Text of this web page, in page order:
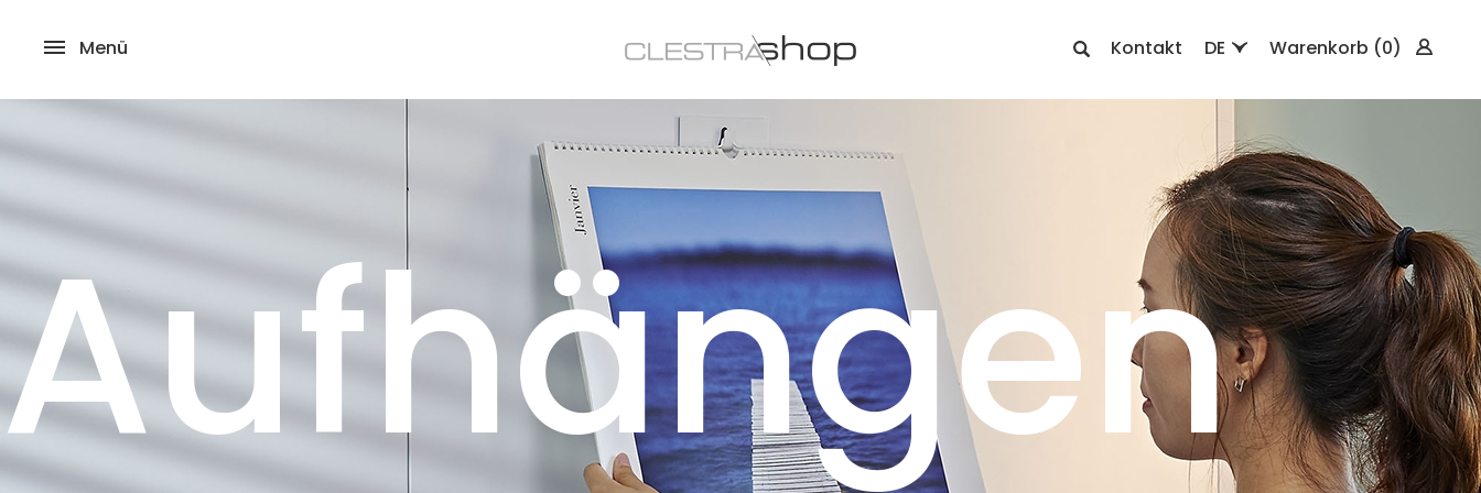
Warenkorb (0)
DE
Kontakt
Menü
Aufhängen
Aufräumen
Präsentieren
Aufhängen